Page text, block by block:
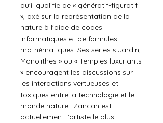
qu'il qualifie de « génératif-figuratif
», axé sur la représentation de la
nature à l'aide de codes
informatiques et de formules
mathématiques. Ses séries « Jardin,
Monolithes » ou « Temples luxuriants
» encouragent les discussions sur
les interactions vertueuses et
toxiques entre la technologie et le
monde naturel. Zancan est
actuellement l'artiste le plus